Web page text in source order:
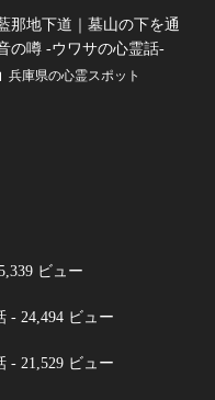
那地下道｜墓山の下を通
の噂 -ウワサの心霊話-
兵庫県の心霊スポット
ビュー
- 24,494 ビュー
- 21,529 ビュー